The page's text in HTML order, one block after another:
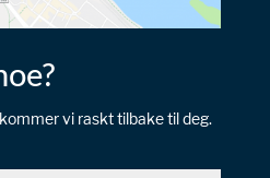
vi raskt tilbake til deg.